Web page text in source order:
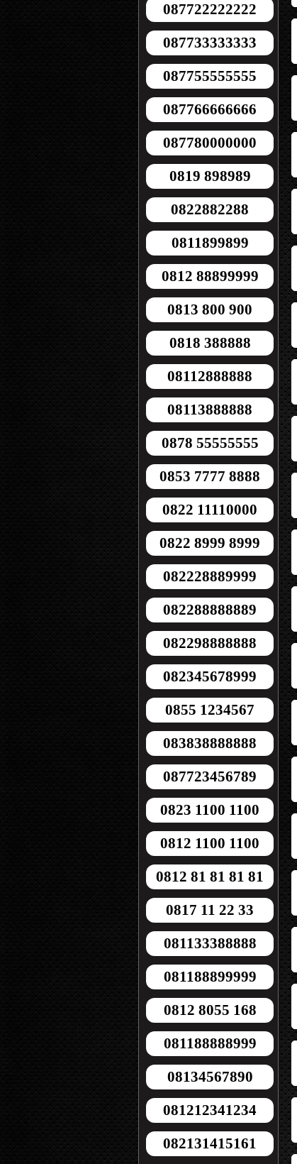
087722222222
087733333333
087755555555
087766666666
087780000000
0819 898989
0822882288
0811899899
0812 88899999
0813 800 900
0818 388888
08112888888
08113888888
0878 55555555
0853 7777 8888
0822 11110000
0822 8999 8999
082228889999
082288888889
082298888888
082345678999
0855 1234567
083838888888
087723456789
0823 1100 1100
0812 1100 1100
0812 81 81 81 81
0817 11 22 33
081133388888
081188899999
0812 8055 168
081188888999
08134567890
081212341234
082131415161